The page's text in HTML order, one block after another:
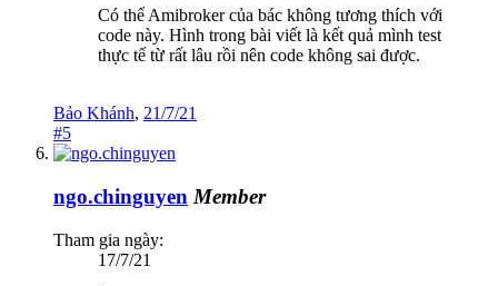
Có thể Amibroker của bác không tương thích với
code này. Hình trong bài viết là kết quả mình test
thực tế từ rất lâu rồi nên code không sai được.
Bảo Khánh, 21/7/21
#5
ngo.chinguyen Member
Tham gia ngày:
17/7/21